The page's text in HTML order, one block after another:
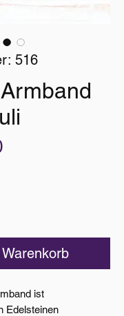
516
Preis
ist
Edelsteinen